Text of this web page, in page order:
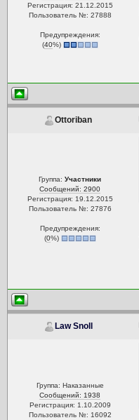
Регистрация: 21.12.2015
Пользователь №: 27888
Предупреждения:
(40%)
Ottoriban
Группа:Участники
Сообщений: 2900
Регистрация: 19.12.2015
Пользователь №: 27876
Предупреждения:
(0%)
Law Snoll
Группа: Наказанные
Сообщений: 1938
Регистрация: 1.10.2009
Пользователь №: 16092